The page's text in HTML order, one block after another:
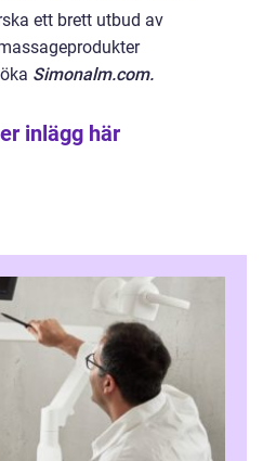
ett brett utbud av
Simonalm.com.
inlägg här